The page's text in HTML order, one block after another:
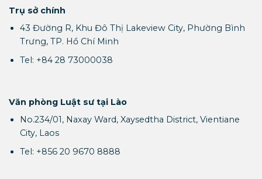
Trụ sở chính
43 Đường R, Khu Đô Thị Lakeview City, Phường Bình
Trưng, TP. Hồ Chí Minh
Tel: +84 28 73000038
Văn phòng Luật sư tại Lào
No.234/01, Naxay Ward, Xaysedtha District, Vientiane
City, Laos
Tel: +856 20 9670 8888